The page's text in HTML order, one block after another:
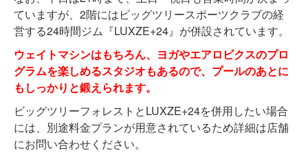
ていますが、2階にはビッグツリースポーツクラブの経
営する24時間ジム『LUXZE+24』が併設されています。
ウェイトマシンはもちろん、ヨガやエアロビクスのプロ
グラムを楽しめるスタジオもあるので、プールのあとに
もしっかりと鍛えられます。
ビッグツリーフォレストとLUXZE+24を併用したい場合
には、別途料金プランが用意されているため詳細は店舗
にお問い合わせください。